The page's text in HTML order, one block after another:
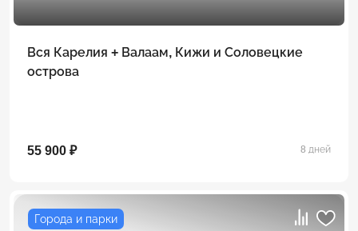
Вся Карелия + Валаам, Кижи и Соловецкие
острова
55 900 ₽ 8 дней
Города и парки